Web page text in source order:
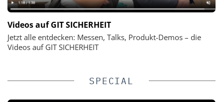
Videos auf GIT SICHERHEIT
Jetzt alle entdecken: Messen, Talks, Produkt-Demos – die
Videos auf GIT SICHERHEIT
SPECIAL